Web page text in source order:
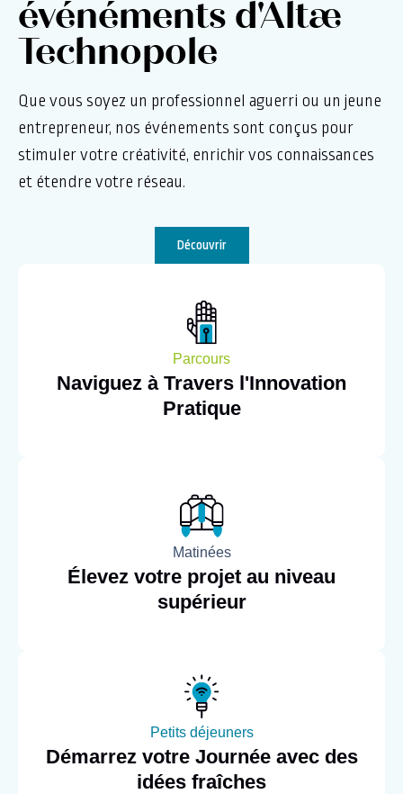
événéments d'Altæ
Technopole
Que vous soyez un professionnel aguerri ou un jeune
entrepreneur, nos événements sont conçus pour
stimuler votre créativité, enrichir vos connaissances
et étendre votre réseau.
Découvrir
Parcours
Naviguez à Travers l'Innovation
Pratique
Matinées
Élevez votre projet au niveau
supérieur
Petits déjeuners
Démarrez votre Journée avec des
idées fraîches